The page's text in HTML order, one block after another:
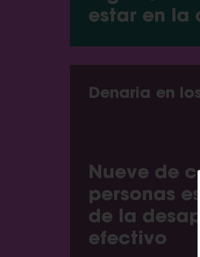
estar en la
Denaria en
Nueve de
personas
de la
efectivo